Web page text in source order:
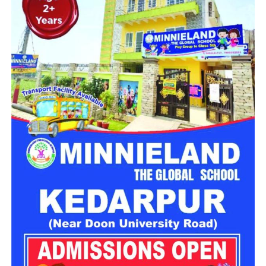
ही प्रशासन ने तत्काल राहत एवं बचाव अभियान शुरू कराया।
दर्दनाक हादसे में दो लोगों की मौके पर ही मौत
मिली जानकारी के अनुसार, जिला आपातकालीन परिचालन केंद्र को रात
करीब 8:43 बजे दुर्घटना की सूचना प्राप्त हुई। बताया गया कि वाहन संख्या
UK13CA0826 तरसाली के समीप संतुलन खो बैठा और सैकड़ों फीट
गहरी खाई में जा गिरा।
सूचना मिलते ही एसडीआरएफ, एनडीआरएफ, स्थानीय पुलिस और 108
एम्बुलेंस की संयुक्त टीम मौके पर पहुंची। दुर्गम इलाके में कई घंटों तक चले
रेस्क्यू ऑपरेशन के दौरान राहत दल ने खाई में गिरे डंपर तक पहुंचकर दोनों
लोगों को बाहर निकालने का प्रयास किया।